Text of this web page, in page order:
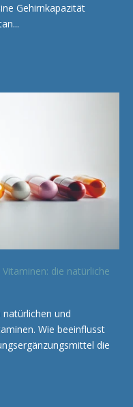
Gehirnkapazität
die natürliche
natürlichen und
Wie beeinflusst
die